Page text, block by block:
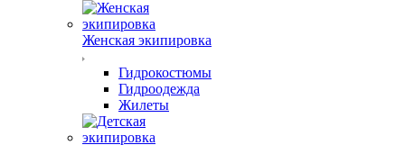
Женская экипировка
Гидрокостюмы
Гидроодежда
Жилеты